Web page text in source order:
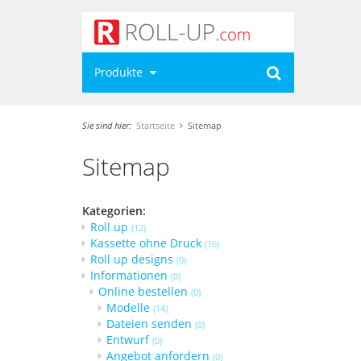
Produkte
Sie sind hier: Startseite Sitemap
Sitemap
Kategorien:
Roll up (12)
Kassette ohne Druck (16)
Roll up designs (0)
Informationen (0)
Online bestellen (0)
Modelle (14)
Dateien senden (0)
Entwurf (0)
Angebot anfordern (0)